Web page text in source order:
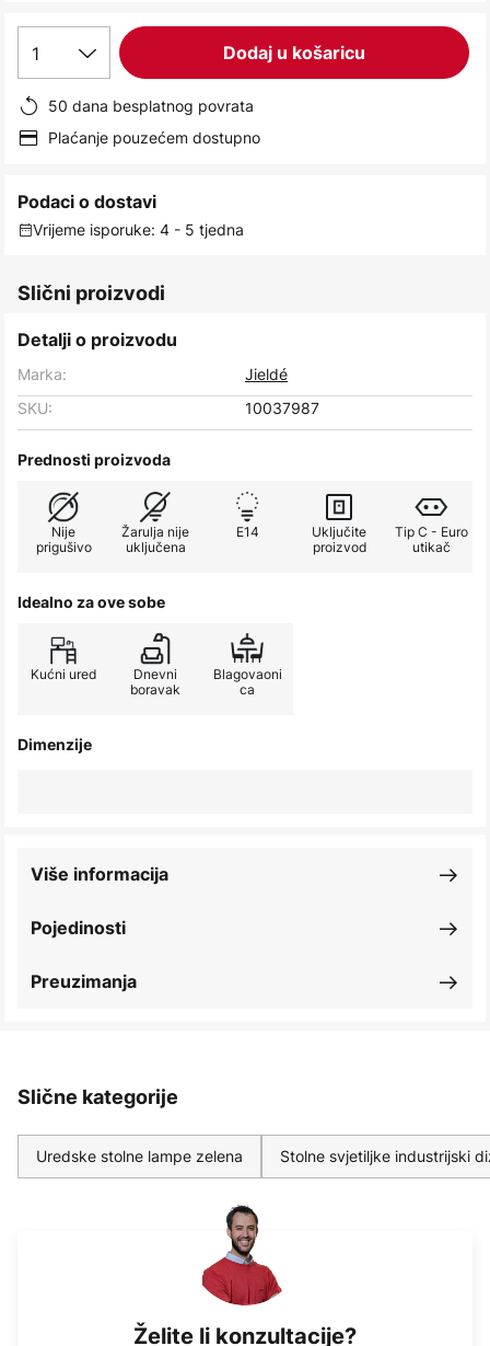
1 Dodaj u košaricu
50 dana besplatnog povrata
Plaćanje pouzećem dostupno
Podaci o dostavi
Vrijeme isporuke: 4 - 5 tjedna
Slični proizvodi
Detalji o proizvodu
Marka:
Jieldé
SKU:
10037987
Prednosti proizvoda
Nije
prigušivo
Žarulja nije
uključena
E14
Uključite
proizvod
Tip C - Euro
utikač
Idealno za ove sobe
Kućni ured
Dnevni
boravak
Blagovaoni
ca
Dimenzije
Pojedinosti
Više informacija
Preuzimanja
Slične kategorije
Uredske stolne lampe zelena Stolne svjetiljke industrijski
Želite li konzultacije?